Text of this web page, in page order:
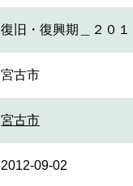
復旧・復興期＿２０
宮古市
宮古市
2012-09-02